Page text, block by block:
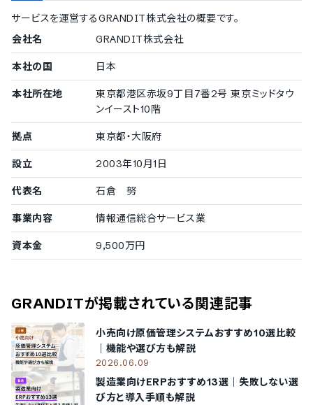
サービスを運営するGRANDIT株式会社の概要です。
会社名
GRANDIT株式会社
本社の国 日本
本社所在地
東京都港区赤坂9丁目7番2号 東京ミッドタウ
ンイースト10階
拠点 東京都・大阪府
設立 2003年10月1日
代表名 石倉 努
事業内容 情報通信総合サービス業
資本金 9,500万円
GRANDITが掲載されている関連記事
小売向け原価管理システムおすすめ10選比較
｜機能や選び方も解説
2026.06.09
製造業向けERPおすすめ13選｜失敗しない選
び方と導入手順も解説